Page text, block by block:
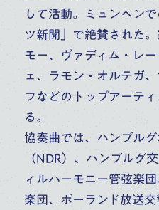
朴 久玲
高校 大学
大学・大学院（修士）
大学・大学院（博士）
して活動。ミュンヘン
ツ新聞」で絶賛された
モー、ヴァディム・レ
ェ、ラモン・オルテガ
フなどのトップアーテ
る。
協奏曲では、ハンブル
（NDR）、ハンブルグ
ィルハーモニー管弦楽
楽団、ポーランド放送